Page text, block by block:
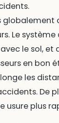
globalement
Le
le sol,
en bon
les
De
plus